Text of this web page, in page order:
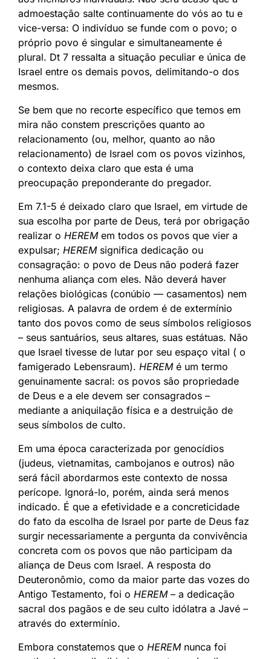
admoestação salte continuamente do vós ao tu e
vice-versa: O indivíduo se funde com o povo; o
próprio povo é singular e simultaneamente é
plural. Dt 7 ressalta a situação peculiar e única de
Israel entre os demais povos, delimitando-o dos
mesmos.
Se bem que no recorte específico que temos em
mira não constem prescrições quanto ao
relacionamento (ou, melhor, quanto ao não
relacionamento) de Israel com os povos vizinhos,
o contexto deixa claro que esta é uma
preocupação preponderante do pregador.
Em 7.1-5 é deixado claro que Israel, em virtude de
sua escolha por parte de Deus, terá por obrigação
realizar o HEREMem todos os povos que vier a
expulsar; HEREMsignifica dedicação ou
consagração: o povo de Deus não poderá fazer
nenhuma aliança com eles. Não deverá haver
relações biológicas (conúbio — casamentos) nem
religiosas. A palavra de ordem é de extermínio
tanto dos povos como de seus símbolos religiosos
– seus santuários, seus altares, suas estátuas. Não
que Israel tivesse de lutar por seu espaço vital ( o
famigerado Lebensraum). HEREMé um termo
genuinamente sacral: os povos são propriedade
de Deus e a ele devem ser consagrados –
mediante a aniquilação física e a destruição de
seus símbolos de culto.
Em uma época caracterizada por genocídios
(judeus, vietnamitas, cambojanos e outros) não
será fácil abordarmos este contexto de nossa
perícope. Ignorá-lo, porém, ainda será menos
indicado. É que a efetividade e a concreticidade
do fato da escolha de Israel por parte de Deus faz
surgir necessariamente a pergunta da convivência
concreta com os povos que não participam da
aliança de Deus com Israel. A resposta do
Deuteronômio, como da maior parte das vozes do
Antigo Testamento, foi o HEREM– a dedicação
sacral dos pagãos e de seu culto idólatra a Javé –
através do extermínio.
Embora constatemos que o HEREMnunca foi